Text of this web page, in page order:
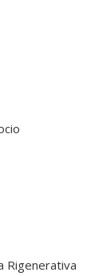
Rigenerativa